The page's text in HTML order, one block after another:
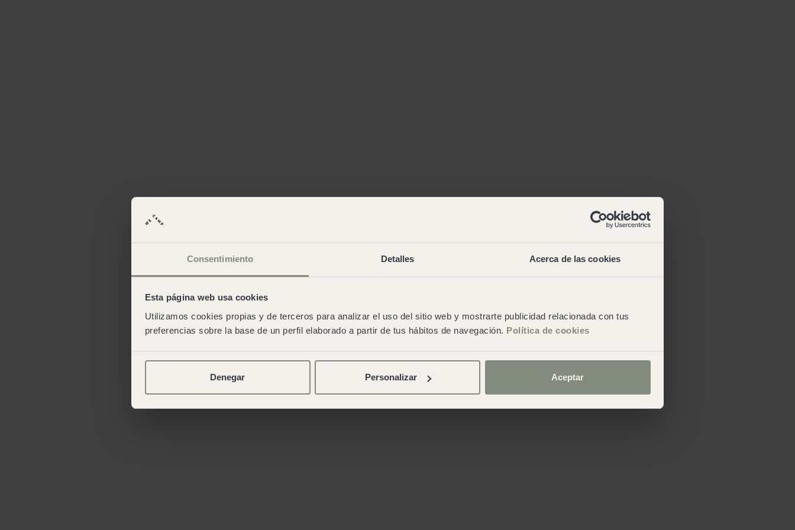
Consentimiento Detalles Acerca de las cookies
Esta página web usa cookies
Utilizamos cookies propias y de terceros para analizar el uso del sitio web y mostrarte publicidad relacionada con tus
preferencias sobre la base de un perfil elaborado a partir de tus hábitos de navegación. Política de cookies
Denegar Personalizar Aceptar